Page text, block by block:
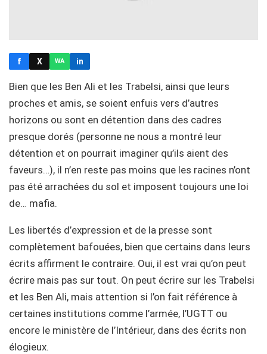
f X WA in
Bien que les Ben Ali et les Trabelsi, ainsi que leurs
proches et amis, se soient enfuis vers d’autres
horizons ou sont en détention dans des cadres
presque dorés (personne ne nous a montré leur
détention et on pourrait imaginer qu’ils aient des
faveurs…), il n’en reste pas moins que les racines n’ont
pas été arrachées du sol et imposent toujours une loi
de… mafia.
Les libertés d’expression et de la presse sont
complètement bafouées, bien que certains dans leurs
écrits affirment le contraire. Oui, il est vrai qu’on peut
écrire mais pas sur tout. On peut écrire sur les Trabelsi
et les Ben Ali, mais attention si l’on fait référence à
certaines institutions comme l’armée, l’UGTT ou
encore le ministère de l’Intérieur, dans des écrits non
élogieux.